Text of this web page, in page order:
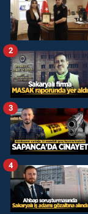
2
3
4